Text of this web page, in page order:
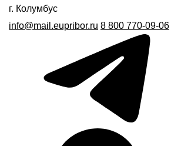
г. Колумбус
info@mail.eupribor.ru 8 800 770-09-06